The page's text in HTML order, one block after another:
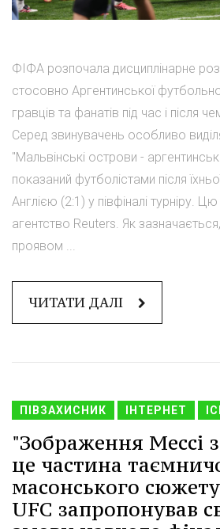
ФІФА розпочала дисциплінарне
стосовно Аргентинської футбольної
гравців та фанатів під час і після
Серед звинувачень особливо
"Мальвінські острови -
показаний футболістами після
Англією (2:1) у півфіналі турніру.
агентство Reuters. Як
проявом ...
ЧИТАТИ ДАЛІ
ПІВЗАХИСНИК ІНТЕРНЕТ
"Зображення Мессі
це частина
масонського
UFC запропонував